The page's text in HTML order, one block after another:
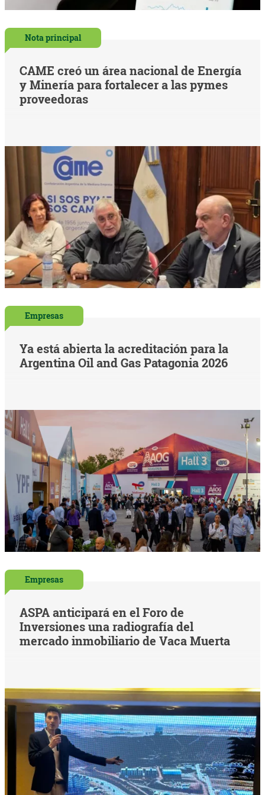
Nota principal
CAME creó un área nacional de Energía
y Minería para fortalecer a las pymes
proveedoras
Empresas
Ya está abierta la acreditación para la
Argentina Oil and Gas Patagonia 2026
Empresas
ASPA anticipará en el Foro de
Inversiones una radiografía del
mercado inmobiliario de Vaca Muerta